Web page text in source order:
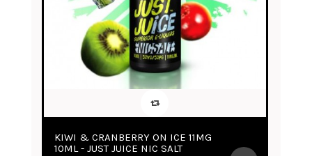
ON ICE 11MG
NIC SALT
BLOOD ORANGE, CITRUS
11MG 10ML - JUST JUICE